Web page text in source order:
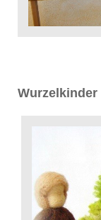
Wurzelkinder